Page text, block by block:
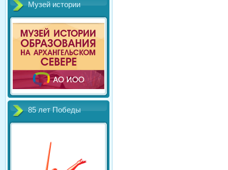
Музей истории
85 лет Победы